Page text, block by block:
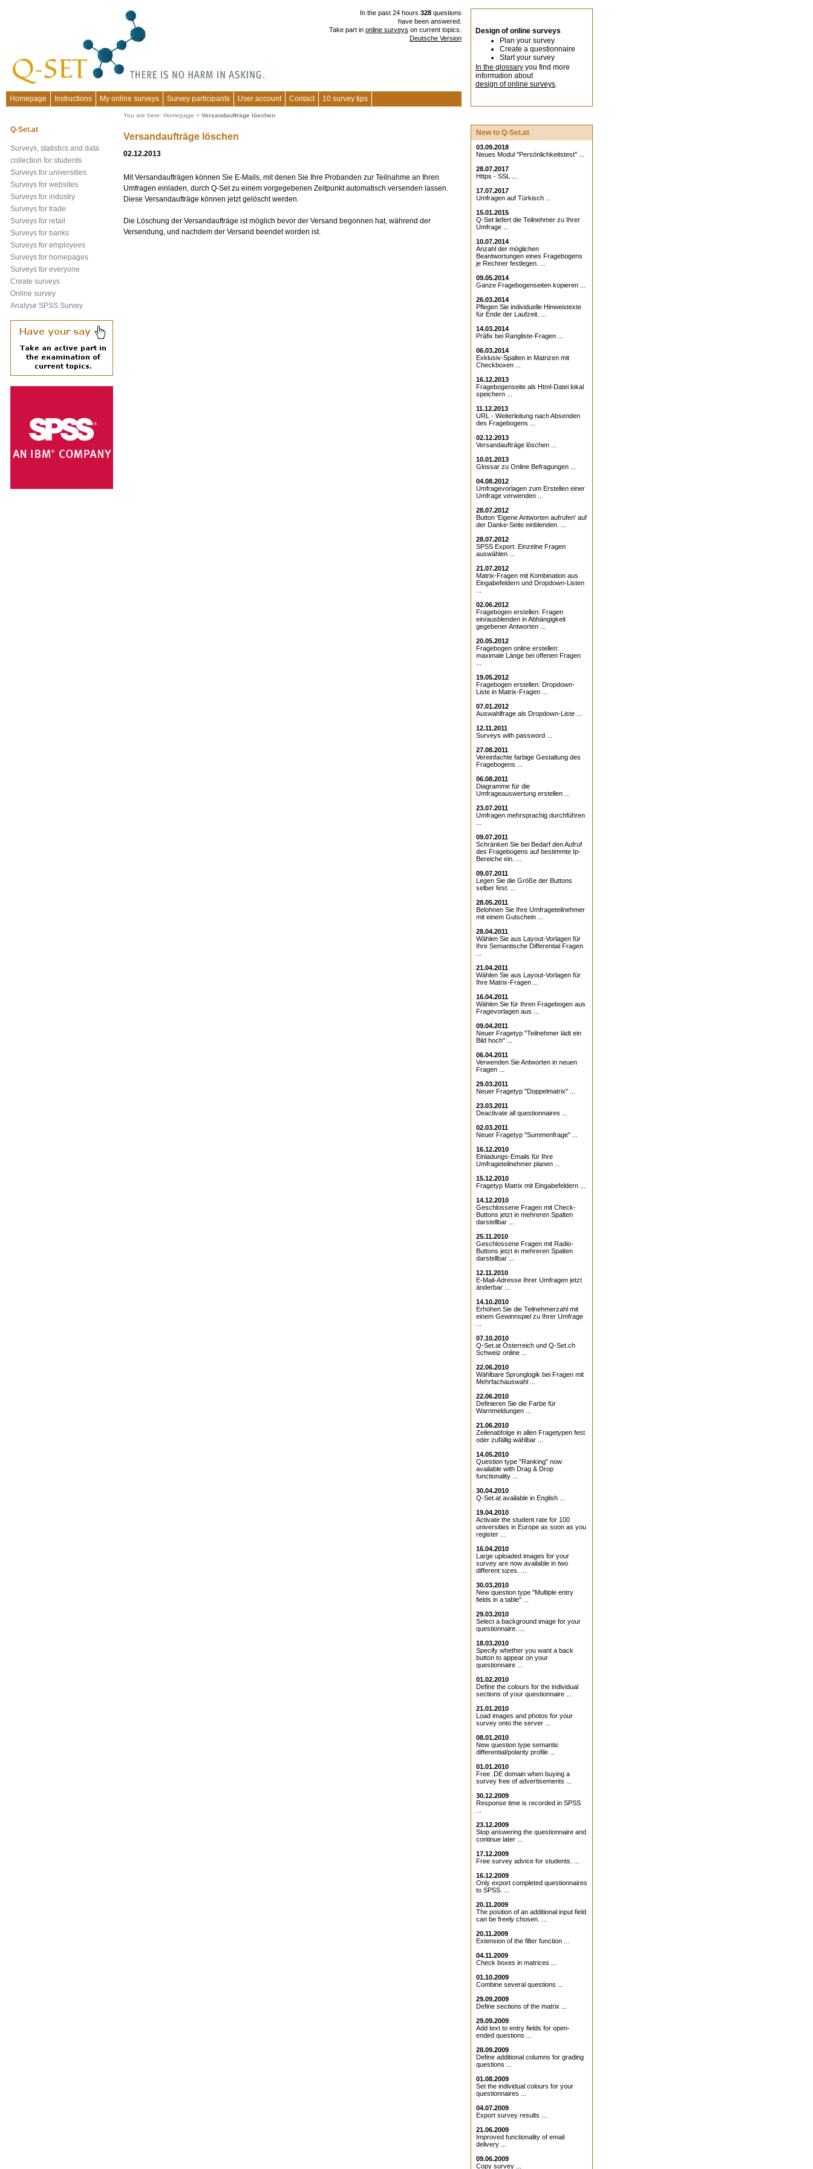
In the past 24 hours 328 questions
have been answered.
Take part in online surveys on current topics.
Deutsche Version
Design of online surveys
Plan your survey
Create a questionnaire
Start your survey
In the glossary you find more
information about
design of online surveys.
Homepage
Instructions My online surveys Survey participants User account Contact 10 survey tips
You are here: Homepage > Versandaufträge löschen
Versandaufträge löschen
02.12.2013
Mit Versandaufträgen können Sie E-Mails, mit denen Sie Ihre Probanden zur Teilnahme an Ihren
Umfragen einladen, durch Q-Set zu einem vorgegebenen Zeitpunkt automatisch versenden lassen.
Diese Versandaufträge können jetzt gelöscht werden.
Die Löschung der Versandaufträge ist möglich bevor der Versand begonnen hat, während der
Versendung, und nachdem der Versand beendet worden ist.
New to Q-Set.at
03.09.2018
Neues Modul "Persönlichkeitstest" ...
28.07.2017
Https - SSL ...
17.07.2017
Umfragen auf Türkisch ...
15.01.2015
Q-Set liefert die Teilnehmer zu Ihrer
Umfrage ...
10.07.2014
Anzahl der möglichen
Beantwortungen eines Fragebogens
je Rechner festlegen. ...
09.05.2014
Ganze Fragebogenseiten kopieren ...
26.03.2014
Pflegen Sie individuelle Hinweistexte
für Ende der Laufzeit. ...
14.03.2014
Präfix bei Rangliste-Fragen ...
06.03.2014
Exklusiv-Spalten in Matrizen mit
Checkboxen ...
16.12.2013
Fragebogenseite als Html-Datei lokal
speichern ...
11.12.2013
URL - Weiterleitung nach Absenden
des Fragebogens ...
02.12.2013
Versandaufträge löschen ...
10.01.2013
Glossar zu Online Befragungen ...
04.08.2012
Umfragevorlagen zum Erstellen einer
Umfrage verwenden ...
28.07.2012
Button 'Eigene Antworten aufrufen' auf
der Danke-Seite einblenden. ...
28.07.2012
SPSS Export: Einzelne Fragen
auswählen ...
21.07.2012
Matrix-Fragen mit Kombination aus
Eingabefeldern und Dropdown-Listen
02.06.2012
Fragebogen erstellen: Fragen
ein/ausblenden in Abhängigkeit
gegebener Antworten ...
20.05.2012
Fragebogen online erstellen:
maximale Länge bei offenen Fragen
19.05.2012
Fragebogen erstellen: Dropdown-
Liste in Matrix-Fragen ...
07.01.2012
Auswahlfrage als Dropdown-Liste ...
12.11.2011
Surveys with password ...
27.08.2011
Vereinfachte farbige Gestaltung des
Fragebogens ...
06.08.2011
Diagramme für die
Umfrageauswertung erstellen ...
23.07.2011
Umfragen mehrsprachig durchführen
09.07.2011
Schränken Sie bei Bedarf den Aufruf
des Fragebogens auf bestimmte Ip-
Bereiche ein. ...
09.07.2011
Legen Sie die Größe der Buttons
selber fest. ...
28.05.2011
Belohnen Sie Ihre Umfrageteilnehmer
mit einem Gutschein ...
28.04.2011
Wählen Sie aus Layout-Vorlagen für
Ihre Semantische Differential Fragen
21.04.2011
Wählen Sie aus Layout-Vorlagen für
Ihre Matrix-Fragen ...
16.04.2011
Wählen Sie für Ihren Fragebogen aus
Fragevorlagen aus ...
09.04.2011
Neuer Fragetyp "Teilnehmer lädt ein
Bild hoch" ...
06.04.2011
Verwenden Sie Antworten in neuen
Fragen ...
29.03.2011
Neuer Fragetyp "Doppelmatrix" ...
23.03.2011
Deactivate all questionnaires ...
02.03.2011
Neuer Fragetyp "Summenfrage" ...
16.12.2010
Einladungs-Emails für Ihre
Umfrageteilnehmer planen ...
15.12.2010
Fragetyp Matrix mit Eingabefeldern ...
14.12.2010
Geschlossene Fragen mit Check-
Buttons jetzt in mehreren Spalten
darstellbar ...
25.11.2010
Geschlossene Fragen mit Radio-
Buttons jetzt in mehreren Spalten
darstellbar ...
12.11.2010
E-Mail-Adresse Ihrer Umfragen jetzt
änderbar ...
14.10.2010
Erhöhen Sie die Teilnehmerzahl mit
einem Gewinnspiel zu Ihrer Umfrage
07.10.2010
Q-Set.at Österreich und Q-Set.ch
Schweiz online ...
22.06.2010
Wählbare Sprunglogik bei Fragen mit
Mehrfachauswahl ...
22.06.2010
Definieren Sie die Farbe für
Warnmeldungen ...
21.06.2010
Zeilenabfolge in allen Fragetypen fest
oder zufällig wählbar ...
14.05.2010
Question type "Ranking" now
available with Drag & Drop
functionality ...
30.04.2010
Q-Set.at available in English ...
19.04.2010
Activate the student rate for 100
universities in Europe as soon as you
register ...
16.04.2010
Large uploaded images for your
survey are now available in two
different sizes. ...
30.03.2010
New question type "Multiple entry
fields in a table" ...
29.03.2010
Select a background image for your
questionnaire. ...
18.03.2010
Specify whether you want a back
button to appear on your
questionnaire ...
01.02.2010
Define the colours for the individual
sections of your questionnaire ...
21.01.2010
Load images and photos for your
survey onto the server ...
08.01.2010
New question type semantic
differential/polarity profile ...
01.01.2010
Free .DE domain when buying a
survey free of advertisements ...
30.12.2009
Response time is recorded in SPSS
23.12.2009
Stop answering the questionnaire and
continue later ...
17.12.2009
Free survey advice for students. ...
16.12.2009
Only export completed questionnaires
to SPSS. ...
20.11.2009
The position of an additional input field
can be freely chosen. ...
20.11.2009
Extension of the filter function ...
04.11.2009
Check boxes in matrices ...
01.10.2009
Combine several questions ...
29.09.2009
Define sections of the matrix ...
29.09.2009
Add text to entry fields for open-
ended questions ...
28.09.2009
Define additional columns for grading
questions ...
01.08.2009
Set the individual colours for your
questionnaires ...
04.07.2009
Export survey results ...
21.06.2009
Improved functionality of email
delivery ...
09.06.2009
Copy survey ...
Q-Set.at
Surveys, statistics and data
collection for students
Surveys for universities
Surveys for websites
Surveys for industry
Surveys for trade
Surveys for retail
Surveys for banks
Surveys for employees
Surveys for homepages
Surveys for everyone
Create surveys
Online survey
Analyse SPSS Survey